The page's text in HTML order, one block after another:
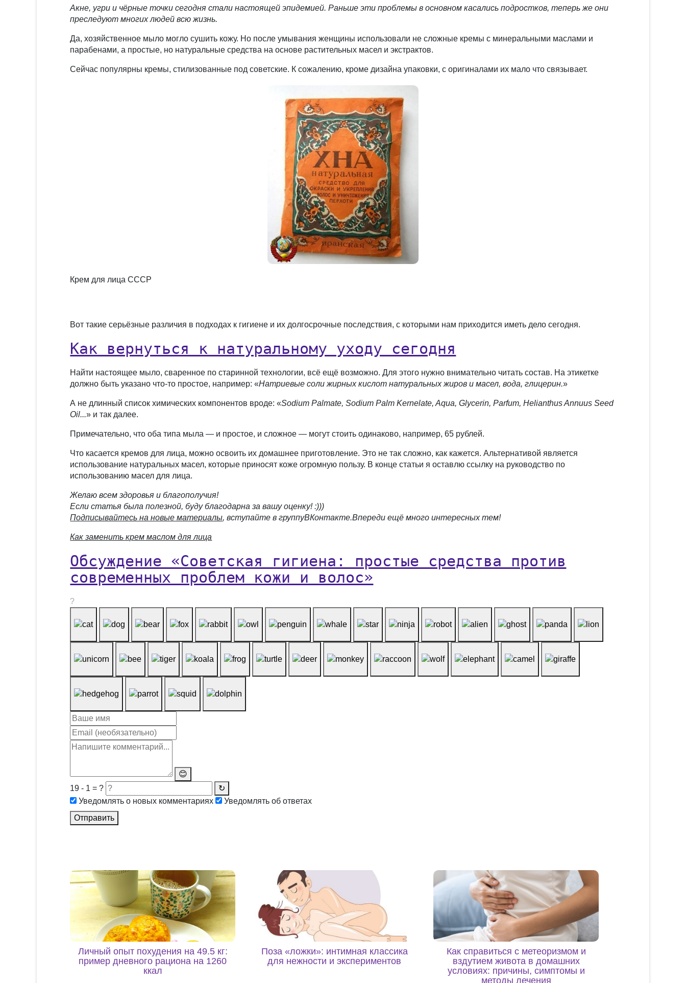
Акне, угри и чёрные точки сегодня стали настоящей эпидемией. Раньше эти проблемы в основном касались подростков, теперь же они
преследуют многих людей всю жизнь.
Да, хозяйственное мыло могло сушить кожу. Но после умывания женщины использовали не сложные кремы с минеральными маслами и
парабенами, а простые, но натуральные средства на основе растительных масел и экстрактов.
Сейчас популярны кремы, стилизованные под советские. К сожалению, кроме дизайна упаковки, с оригиналами их мало что связывает.
Крем для лица СССР
Вот такие серьёзные различия в подходах к гигиене и их долгосрочные последствия, с которыми нам приходится иметь дело сегодня.
Как вернуться к натуральному уходу сегодня
Найти настоящее мыло, сваренное по старинной технологии, всё ещё возможно. Для этого нужно внимательно читать состав. На этикетке
должно быть указано что-то простое, например: «Натриевые соли жирных кислот натуральных жиров и масел, вода, глицерин.»
А не длинный список химических компонентов вроде: «Sodium Palmate, Sodium Palm Kernelate, Aqua, Glycerin, Parfum, Helianthus Annuus Seed
Oil...» и так далее.
Примечательно, что оба типа мыла — и простое, и сложное — могут стоить одинаково, например, 65 рублей.
Что касается кремов для лица, можно освоить их домашнее приготовление. Это не так сложно, как кажется. Альтернативой является
использование натуральных масел, которые приносят коже огромную пользу. В конце статьи я оставлю ссылку на руководство по
использованию масел для лица.
Желаю всем здоровья и благополучия!
Если статья была полезной, буду благодарна за вашу оценку! :)))
Подписывайтесь на новые материалы, вступайте в группуВКонтакте.Впереди ещё много интересных тем!
Как заменить крем маслом для лица
Обсуждение «Советская гигиена: простые средства против
современных проблем кожи и волос»
?
😊
19 - 1 = ?
↻
Уведомлять о новых комментариях
Уведомлять об ответах
Отправить
Личный опыт похудения на 49.5 кг:
пример дневного рациона на 1260
ккал
Поза «ложки»: интимная классика
для нежности и экспериментов
Как справиться с метеоризмом и
вздутием живота в домашних
условиях: причины, симптомы и
методы лечения